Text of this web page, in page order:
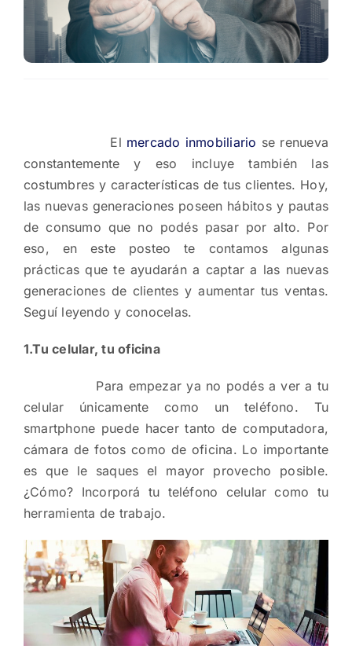
El mercado inmobiliario se renueva
constantemente y eso incluye también las
costumbres y características de tus clientes. Hoy,
las nuevas generaciones poseen hábitos y pautas
de consumo que no podés pasar por alto. Por
eso, en este posteo te contamos algunas
prácticas que te ayudarán a captar a las nuevas
generaciones de clientes y aumentar tus ventas.
Seguí leyendo y conocelas.
1.Tu celular, tu oficina
Para empezar ya no podés a ver a tu
celular únicamente como un teléfono. Tu
smartphone puede hacer tanto de computadora,
cámara de fotos como de oficina. Lo importante
es que le saques el mayor provecho posible.
¿Cómo? Incorporá tu teléfono celular como tu
herramienta de trabajo.